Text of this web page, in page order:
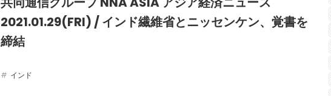
2021.01.29(FRI) / インド繊維省とニッセンケン、覚書を
締結
インド